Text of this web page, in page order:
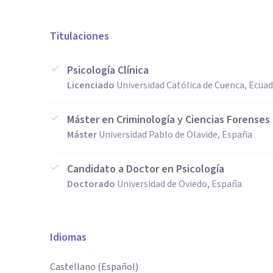
Titulaciones
Psicología Clínica
Licenciado Universidad Católica de Cuenca,
Máster en Criminología y Ciencias Forenses
MásterUniversidad Pablo de Olavide, España
Candidato a Doctor en Psicología
Doctorado Universidad de Oviedo, España
Idiomas
Castellano (Español)